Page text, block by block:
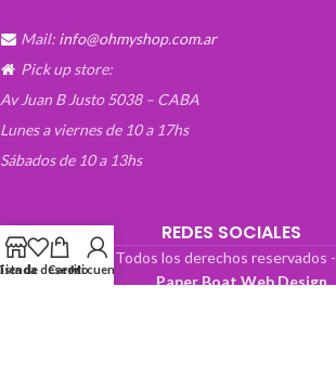
Mail: info@ohmyshop.com.ar
Pick up store:
Av Juan B Justo 5038 – CABA
Lunes a viernes de 10 a 17hs
Sábados de 10 a 13hs
REDES SOCIALES
OhMyTienda! - Todos los derechos reservados -
Paper Boat Web Design.
de deseos
CarritoMi cuenta